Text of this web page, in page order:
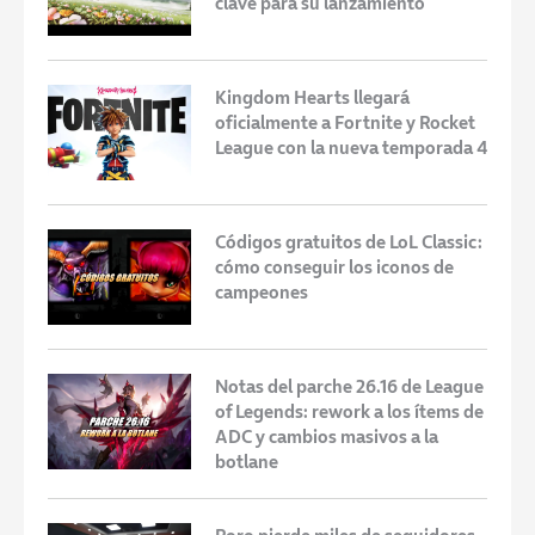
Kingdom Hearts llegará
oficialmente a Fortnite y Rocket
League con la nueva temporada 4
Códigos gratuitos de LoL Classic:
cómo conseguir los iconos de
campeones
Notas del parche 26.16 de League
of Legends: rework a los ítems de
ADC y cambios masivos a la
botlane